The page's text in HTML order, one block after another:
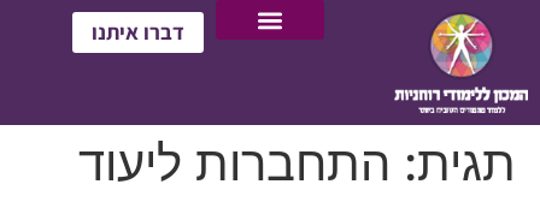
דברו איתנו
תגית: התחברות ליעוד